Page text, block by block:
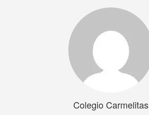
Colegio Carmelitas